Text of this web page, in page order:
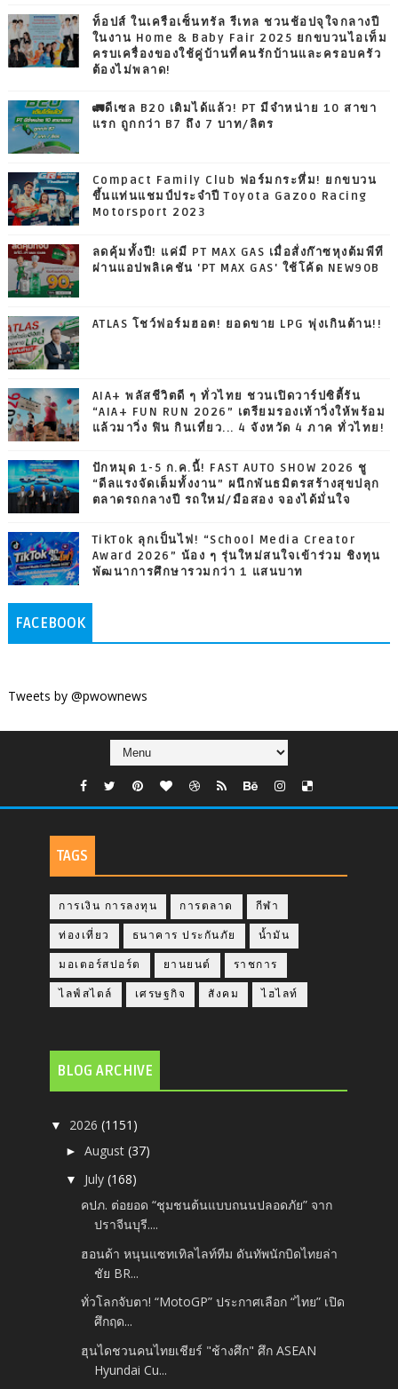
ท็อปส์ ในเครือเซ็นทรัล รีเทล ชวนช้อปจุใจกลางปี
ในงาน Home & Baby Fair 2025 ยกขบวนไอเท็ม
ครบเครื่องของใช้คู่บ้านที่คนรักบ้านและครอบครัว
ต้องไม่พลาด!
🚛ดีเซล B20 เติมได้แล้ว! PT มีจำหน่าย 10 สาขา
แรก ถูกกว่า B7 ถึง 7 บาท/ลิตร
Compact Family Club ฟอร์มกระหึ่ม! ยกขบวน
ขึ้นแท่นแชมป์ประจำปี Toyota Gazoo Racing
Motorsport 2023
ลดคุ้มทั้งปี! แค่มี PT MAX GAS เมื่อสั่งก๊าซหุงต้มพีที
ผ่านแอปพลิเคชัน 'PT MAX GAS' ใช้โค้ด NEW90B
ATLAS โชว์ฟอร์มฮอต! ยอดขาย LPG พุ่งเกินต้าน!!
AIA+ พลัสชีวิตดี ๆ ทั่วไทย ชวนเปิดวาร์ปซิตี้รัน
“AIA+ FUN RUN 2026” เตรียมรองเท้าวิ่งให้พร้อม
แล้วมาวิ่ง ฟิน กินเที่ยว... 4 จังหวัด 4 ภาค ทั่วไทย!
ปักหมุด 1-5 ก.ค.นี้! FAST AUTO SHOW 2026 ชู
“ดีลแรงจัดเต็มทั้งงาน” ผนึกพันธมิตรสร้างสุขปลุก
ตลาดรถกลางปี รถใหม่/มือสอง จองได้มั่นใจ
TikTok ลุกเป็นไฟ! “School Media Creator
Award 2026” น้อง ๆ รุ่นใหม่สนใจเข้าร่วม ชิงทุน
พัฒนาการศึกษารวมกว่า 1 แสนบาท
FACEBOOK
Tweets by @pwownews
TAGS
การเงิน การลงทุน การตลาด กีฬา
ท่องเที่ยว ธนาคาร ประกันภัย น้ำมัน
มอเตอร์สปอร์ต ยานยนต์ ราชการ
ไลฟ์สไตล์ เศรษฐกิจ สังคม ไฮไลท์
BLOG ARCHIVE
▼ 2026(1151)
►August(37)
▼ July(168)
คปภ. ต่อยอด “ชุมชนต้นแบบถนนปลอดภัย” จาก
ปราจีนบุรี....
ฮอนด้า หนุนแซทเทิลไลท์ทีม ดันทัพนักบิดไทยล่า
ชัย BR...
ทั่วโลกจับตา! “MotoGP” ประกาศเลือก “ไทย” เปิด
ศึกฤด...
ฮุนไดชวนคนไทยเชียร์ "ช้างศึก" ศึก ASEAN
Hyundai Cu...